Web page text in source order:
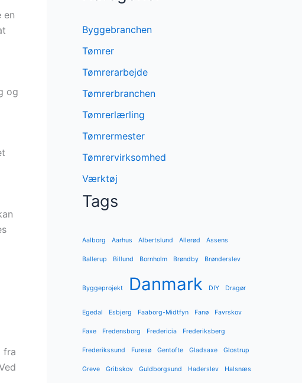
en
og
fra
Byggebranchen
Tømrer
Tømrerarbejde
Tømrerbranchen
Tømrerlærling
Tømrermester
Tømrervirksomhed
Værktøj
Tags
Aalborg Aarhus Albertslund Allerød Assens
Ballerup Billund Bornholm Brøndby Brønderslev
Byggeprojekt Danmark DIY Dragør
Egedal Esbjerg Faaborg-Midtfyn Fanø Favrskov
Faxe Fredensborg Fredericia Frederiksberg
Frederikssund Furesø Gentofte Gladsaxe Glostrup
Greve Gribskov Guldborgsund Haderslev Halsnæs